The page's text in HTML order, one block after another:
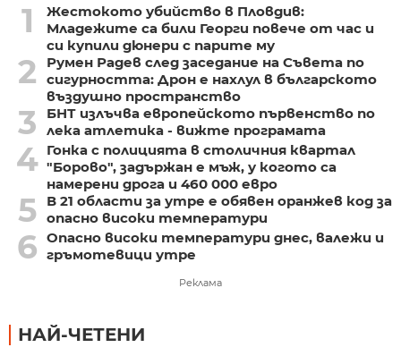
1
Жестокото убийство в Пловдив:
Младежите са били Георги повече от час и
си купили дюнери с парите му
2
Румен Радев след заседание на Съвета по
сигурността: Дрон е нахлул в българското
въздушно пространство
3
БНТ излъчва европейското първенство по
лека атлетика - вижте програмата
4 Гонка с полицията в столичния квартал
"Борово", задържан е мъж, у когото са
намерени дрога и 460 000 евро
5
В 21 области за утре е обявен оранжев код за
опасно високи температури
6 Опасно високи температури днес, валежи и
гръмотевици утре
Реклама
НАЙ-ЧЕТЕНИ